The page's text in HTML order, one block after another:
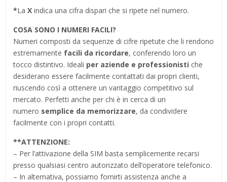
*La X indica una cifra dispari che si ripete nel numero.
COSA SONO I NUMERI FACILI?
Numeri composti da sequenze di cifre ripetute che li rendono
estremamente facili da ricordare, conferendo loro un
tocco distintivo. Ideali per aziende e professionisti che
desiderano essere facilmente contattati dai propri clienti,
riuscendo così a ottenere un vantaggio competitivo sul
mercato. Perfetti anche per chi è in cerca di un
numero semplice da memorizzare, da condividere
facilmente con i propri contatti.
**ATTENZIONE:
– Per l’attivazione della SIM basta semplicemente recarsi
presso qualsiasi centro autorizzato dell’operatore telefonico.
– In alternativa, possiamo fornirti assistenza anche a